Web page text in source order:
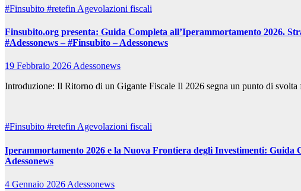
#Finsubito #retefin Agevolazioni fiscali
Finsubito.org presenta: Guida Completa all’Iperammortamento 2026.
#Adessonews – #Finsubito – Adessonews
19 Febbraio 2026Adessonews
Introduzione: Il Ritorno di un Gigante Fiscale Il 2026 segna un punto di
#Finsubito #retefinAgevolazioni fiscali
Iperammortamento 2026 e la Nuova Frontiera degli Investimenti: Guida
Adessonews
4 Gennaio 2026 Adessonews